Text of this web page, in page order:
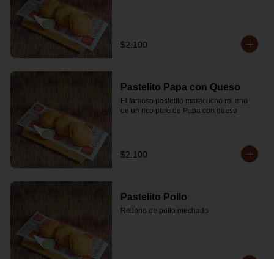
$2.100
Pastelito Papa con Queso
El famoso pastelito maracucho relleno
de un rico puré de Papa con queso
$2.100
Pastelito Pollo
Relleno de pollo mechado